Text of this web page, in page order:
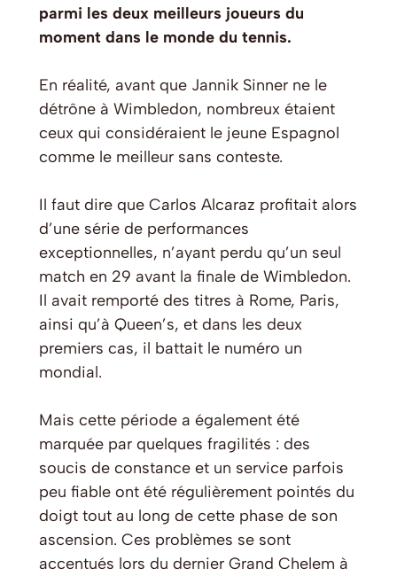
parmi les deux meilleurs joueurs du
moment dans le monde du tennis.
En réalité, avant que Jannik Sinner ne le
détrône à Wimbledon, nombreux étaient
ceux qui considéraient le jeune Espagnol
comme le meilleur sans conteste.
Il faut dire que Carlos Alcaraz profitait alors
d’une série de performances
exceptionnelles, n’ayant perdu qu’un seul
match en 29 avant la finale de Wimbledon.
Il avait remporté des titres à Rome, Paris,
ainsi qu’à Queen’s, et dans les deux
premiers cas, il battait le numéro un
mondial.
Mais cette période a également été
marquée par quelques fragilités : des
soucis de constance et un service parfois
peu fiable ont été régulièrement pointés du
doigt tout au long de cette phase de son
ascension. Ces problèmes se sont
accentués lors du dernier Grand Chelem à